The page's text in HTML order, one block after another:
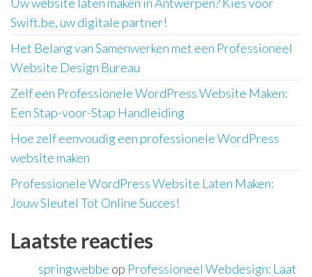
Swift.be, uw digitale partner!
Het Belang van Samenwerken met een Professioneel
Website Design Bureau
Zelf een Professionele WordPress Website Maken:
Een Stap-voor-Stap Handleiding
Hoe zelf eenvoudig een professionele WordPress
website maken
Professionele WordPress Website Laten Maken:
Jouw Sleutel Tot Online Succes!
Laatste reacties
springwebbe op Professioneel Webdesign: Laat